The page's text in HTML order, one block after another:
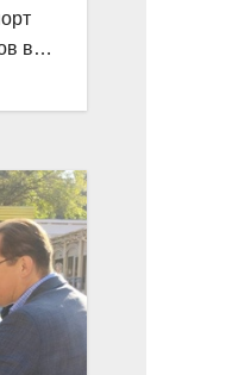
в…